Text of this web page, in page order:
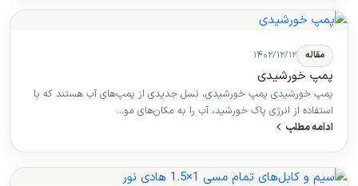
مقاله ۱۴۰۲/۱۲/۱۲
پمپ خورشیدی
پمپ خورشیدی پمپ خورشیدی، نسل جدیدی از پمپ‌های آب هستند که با
استفاده از انرژی پاک خورشید، آب را به مکان‌های مو…
ادامه مطلب